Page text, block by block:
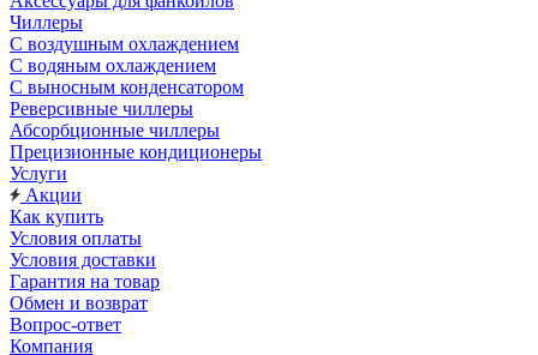
Чиллеры
С воздушным охлаждением
С водяным охлаждением
С выносным конденсатором
Реверсивные чиллеры
Абсорбционные чиллеры
Прецизионные кондиционеры
Услуги
Акции
Как купить
Условия оплаты
Условия доставки
Гарантия на товар
Обмен и возврат
Вопрос-ответ
Компания